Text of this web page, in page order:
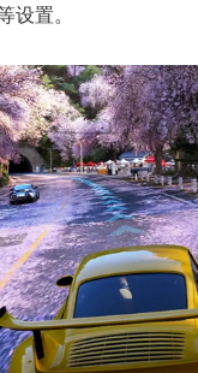
置。